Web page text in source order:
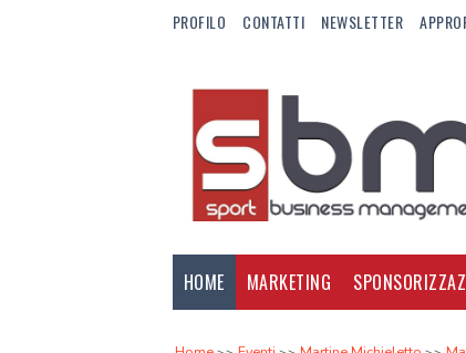
PROFILO CONTATTI NEWSLETTER
HOME MARKETING